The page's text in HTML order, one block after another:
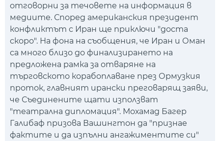
отговорни за течовете на информация в
медиите. Според американския президент
конфликтът с Иран ще приключи "доста
скоро". На фона на съобщения, че Иран и Оман
са много близо до финализирането на
предложена рамка за отваряне на
търговското корабоплаване през Ормузкия
проток, главният ирански преговарящ заяви,
че Съединените щати използват
"театрална дипломация". Мохамад Багер
Галибаф призова Вашингтон да "признае
фактите и да изпълни ангажиментите си"